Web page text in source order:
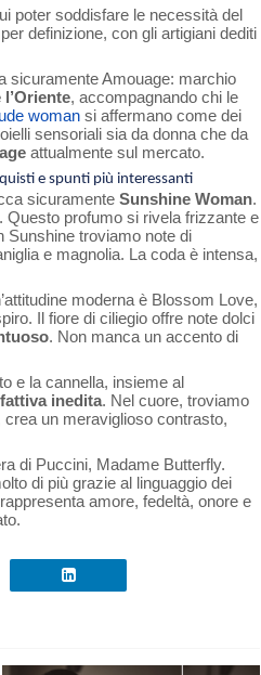
poter soddisfare le necessità del
definizione, con gli artigiani dediti
sicuramente Amouage: marchio
, accompagnando chi le
womansi affermano come dei
sensoriali sia da donna che da
attualmente sul mercato.
e spunti più interessanti
sicuramente Sunshine Woman.
Questo profumo si rivela frizzante e
Sunshine troviamo note di
e magnolia. La coda è intensa,
moderna è Blossom Love,
Il fiore di ciliegio offre note dolci
. Non manca un accento di
e la cannella, insieme al
inedita. Nel cuore, troviamo
un meraviglioso contrasto,
di Puccini, Madame Butterfly.
di più grazie al linguaggio dei
amore, fedeltà, onore e